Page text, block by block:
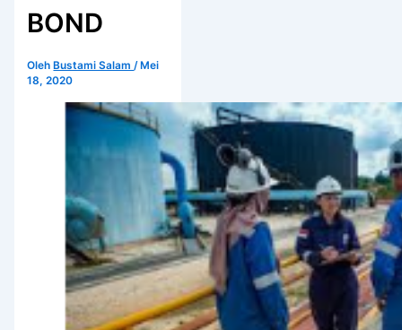
BOND
Oleh Bustami Salam/ Mei
18, 2020